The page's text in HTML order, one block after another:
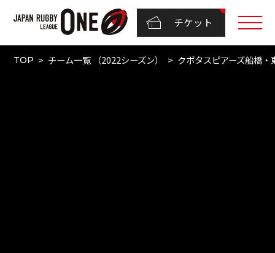
チケット
TOP チーム一覧 （2022シーズン） クボタスピアーズ船橋・